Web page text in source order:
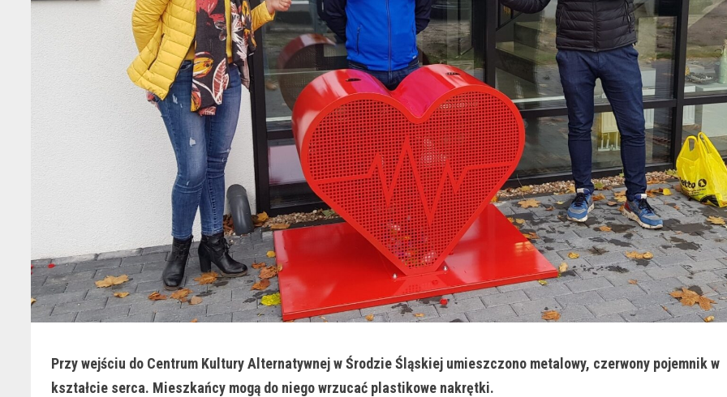
Przy wejściu do Centrum Kultury Alternatywnej w Środzie Śląskiej umieszczono metalowy, czerwony pojemnik w
kształcie serca. Mieszkańcy mogą do niego wrzucać plastikowe nakrętki.